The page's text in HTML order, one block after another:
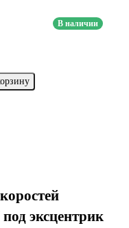
В наличии
эксцентрик